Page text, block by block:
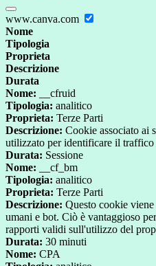
www.canva.com
Nome
Tipologia
Proprieta
Descrizione
Durata
Nome: __cfruid
Tipologia: analitico
Proprieta: Terze Parti
Descrizione: Cookie associato ai
utilizzato per identificare il
Durata: Sessione
Nome: __cf_bm
Tipologia: analitico
Proprieta: Terze Parti
Descrizione: Questo cookie
umani e bot. Ciò è vantaggioso
rapporti validi sull'utilizzo del
Durata: 30 minuti
Nome: CPA